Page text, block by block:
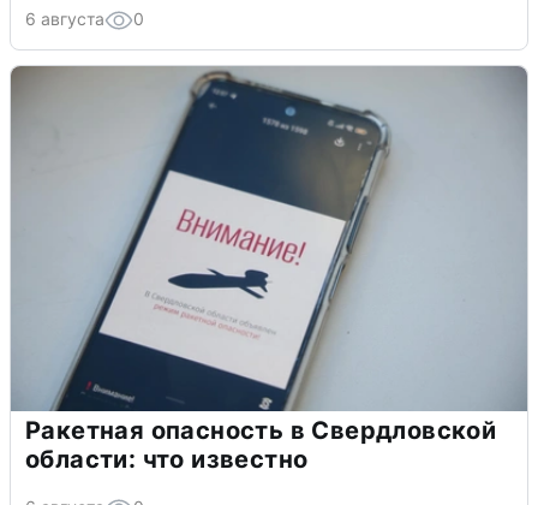
6 августа 0
Ракетная опасность в Свердловской
области: что известно